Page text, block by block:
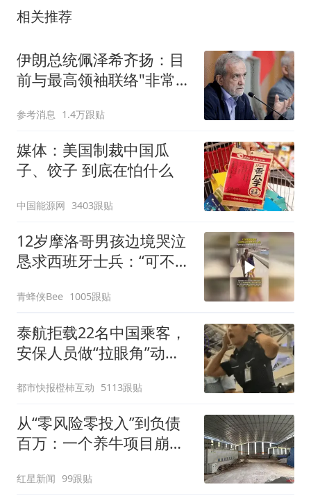
相关推荐
伊朗总统佩泽希齐扬：目
前与最高领袖联络"非常困
参考消息 1.4万跟贴
媒体：美国制裁中国瓜
子、饺子 到底在怕什么
中国能源网 3403跟贴
12岁摩洛哥男孩边境哭泣
恳求西班牙士兵：“可不可
青蜂侠Bee 1005跟贴
泰航拒载22名中国乘客，
安保人员做“拉眼角”动
拒绝登机决定由航司作
出；亲历者：曾承诺免费
改签但没兑现
都市快报橙柿互动 5113跟贴
从“零风险零投入”到负债
百万：一个养牛项目崩盘
单丨红星调查
红星新闻 99跟贴